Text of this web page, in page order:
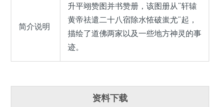
简介说明
升平翊赞图并书赞册，该图册从“轩辕
黄帝祛遣二十八宿除水恠破蚩尤”起，
描绘了道佛两家以及一些地方神灵的事
迹。
资料下载